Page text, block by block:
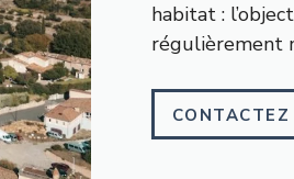
habitat :
régulièrement
CONTACTEZ